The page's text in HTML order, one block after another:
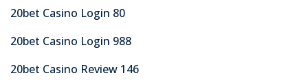
20bet Casino Login 80
20bet Casino Login 988
20bet Casino Review 146